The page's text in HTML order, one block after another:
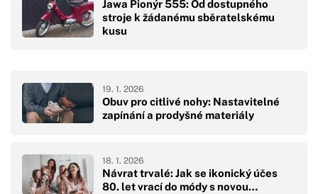
Jawa Pionýr 555: Od dostupného
stroje k žádanému sběratelskému
kusu
Obuv pro citlivé nohy: Nastavitelné
zapínání a prodyšné materiály
19. 1. 2026
Návrat trvalé: Jak se ikonický účes
80. let vrací do módy s novou…
18. 1. 2026